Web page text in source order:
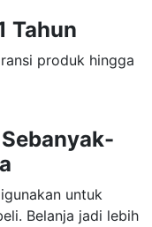
Tahun
produk hingga
untuk
Belanja jadi lebih